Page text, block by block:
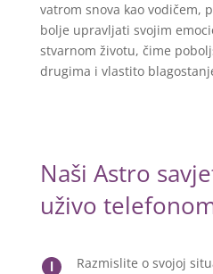
vatrom snova kao vodičem,
bolje upravljati svojim
stvarnom životu, čime
drugima i vlastito
Naši Astro
uživo
l
Razmislite o svojoj